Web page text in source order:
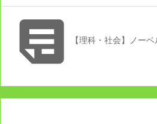
 【理科・社会】ノー